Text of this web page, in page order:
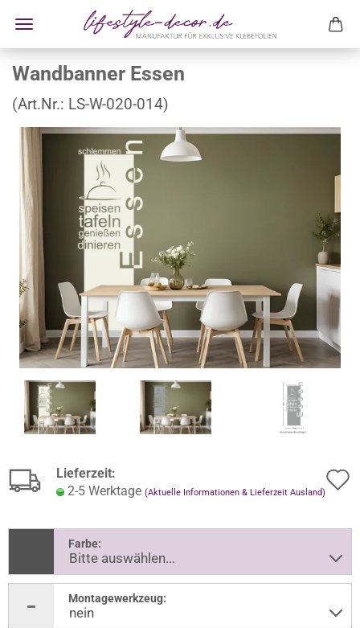
Wandbanner Essen
(Art.Nr.: LS-W-020-014)
Lieferzeit:
2-5 Werktage (Aktuelle Informationen & Lieferzeit Ausland)
Farbe:
Montagewerkzeug: